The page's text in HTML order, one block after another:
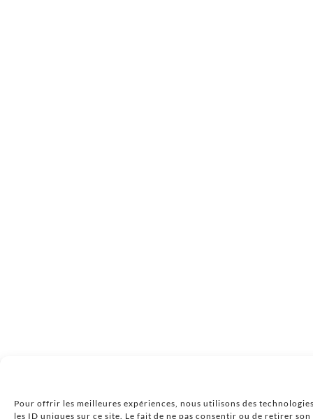
Pour offrir les meilleures expériences, nous utilisons des
les ID uniques sur ce site. Le fait de ne pas consentir ou de retirer